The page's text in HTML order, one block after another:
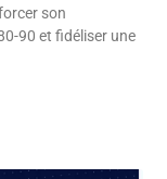
son
90 et fidéliser une